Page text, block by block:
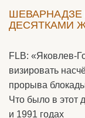
ДЕСЯТКАМИ
FLB: «Яковлев-
визировать
прорыва
Что было в этот
и 1991 годах